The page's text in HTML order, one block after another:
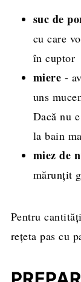
suc de
cu care
în cuptor
miere -
uns
Dacă nu
la bain
miez de
mărunțit
Pentru
rețeta pas cu